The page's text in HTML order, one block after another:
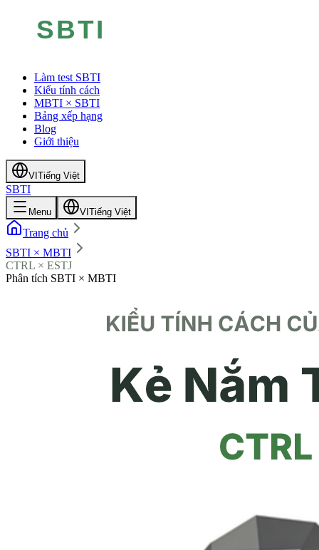
Làm test SBTI
Kiểu tính cách
MBTI × SBTI
Bảng xếp hạng
Blog
Giới thiệu
VI Tiếng Việt
SBTI
Menu VI Tiếng Việt
Trang chủ
SBTI × MBTI
CTRL × ESTJ
Phân tích SBTI × MBTI